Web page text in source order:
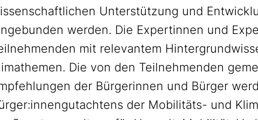
Unterstützung und
werden. Die Expertinnen und
mit relevantem
Die von den Teilnehmenden
der Bürgerinnen und Bürger
der Mobilitäts- und